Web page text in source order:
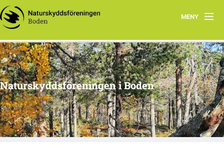
MENY
Hem
Om oss
Kontakta oss
Program
Årsmöte
Naturskyddsföreningen i Boden